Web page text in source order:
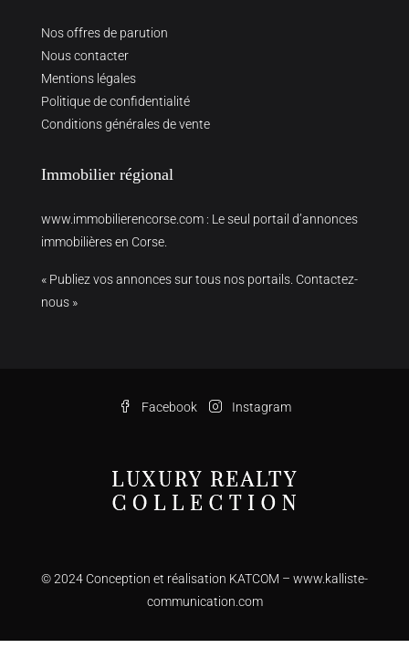
Nos offres de parution
Nous contacter
Mentions légales
Politique de confidentialité
Conditions générales de vente
Immobilier régional
www.immobilierencorse.com : Le seul portail d’annonces
immobilières en Corse.
« Publiez vos annonces sur tous nos portails. Contactez-
nous »
Facebook Instagram
© 2024 Conception et réalisation KATCOM – www.kalliste-
communication.com